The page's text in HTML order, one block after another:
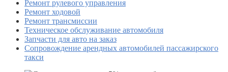
Ремонт рулевого управления
Ремонт ходовой
Ремонт трансмиссии
Техническое обслуживание автомобиля
Запчасти для авто на заказ
Сопровождение арендных автомобилей пассажирского
такси